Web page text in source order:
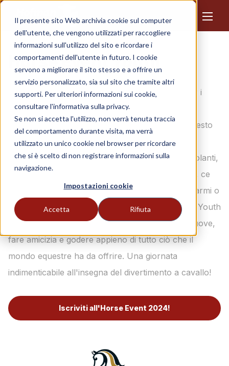
Il presente sito Web archivia cookie sul computer
dell'utente, che vengono utilizzati per raccogliere
informazioni sull'utilizzo del sito e ricordare i
comportamenti dell'utente in futuro. I cookie
servono a migliorare il sito stesso e a offrire un
servizio personalizzato, sia sul sito che tramite altri
supporti. Per ulteriori informazioni sui cookie,
consultare l'informativa sulla privacy.
Se non si accetta l'utilizzo, non verrà tenuta traccia
del comportamento durante visita, ma verrà
utilizzato un unico cookie nel browser per ricordare
che si è scelto di non registrare informazioni sulla
navigazione.
Impostazioni cookie
Accetta Rifiuta
Horse Event Youth
Horse Event Youth è l'evento più importante per i
giovani amanti dei cavalli che si svolge ogni anno
all'Expo Greater Amsterdam, nei Paesi Bassi. Questo
evento interattivo si concentra sul divertimento,
l'apprendimento e la scoperta. Con cliniche stimolanti,
workshop divertenti e dimostrazioni emozionanti, ce
n'è per tutti i gusti. Che siate cavalieri alle prime armi o
che lavoriate con i cavalli da anni, l'Horse Event Youth
offre un'opportunità unica per imparare cose nuove,
fare amicizia e godere appieno di tutto ciò che il
mondo equestre ha da offrire. Una giornata
indimenticabile all'insegna del divertimento a cavallo!
Iscriviti all'Horse Event 2024!